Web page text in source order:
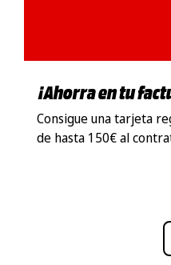
¡Ahorra en tu
Consigue una tarjeta
de hasta 150€ al